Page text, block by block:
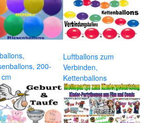
200-
Luftballons zum
Verbinden,
Kettenballons